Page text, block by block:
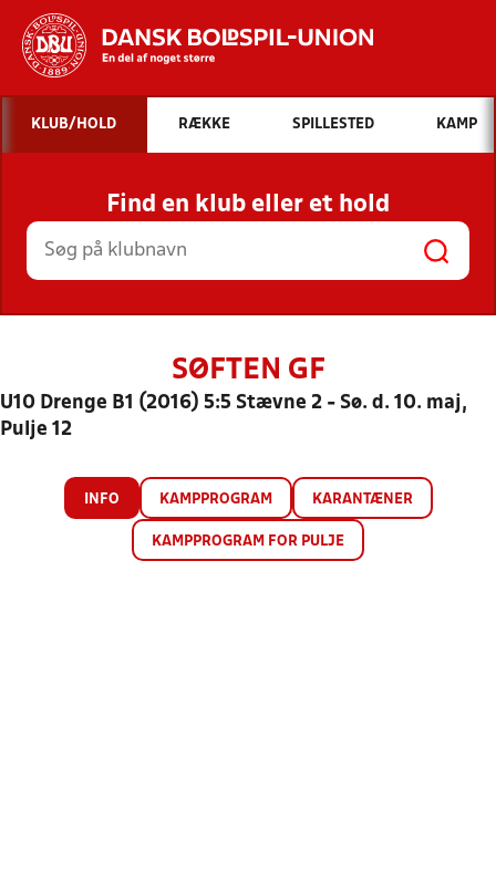
Hvad vil du søge efter?
INDHOLD OG NYHEDER
STILLINGER, RESULTATER, KLUBBER OG
HOLD
KLUB/HOLD RÆKKE SPILLESTED KAMP
Find en klub eller et hold
SØFTEN GF
U10 Drenge B1 (2016) 5:5 Stævne 2 - Sø. d. 10. maj,
Pulje 12
INFO KAMPPROGRAM KARANTÆNER
KAMPPROGRAM FOR PULJE